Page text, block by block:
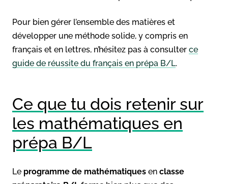
Pour bien gérer l’ensemble des matières et
développer une méthode solide, y compris en
français et en lettres, n’hésitez pas à consulter ce
guide de réussite du français en prépa B/L.
Ce que tu dois retenir sur
les mathématiques en
prépa B/L
Le programme de mathématiques en classe